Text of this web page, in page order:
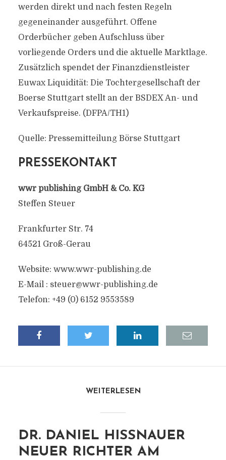
werden direkt und nach festen Regeln
gegeneinander ausgeführt. Offene
Orderbücher geben Aufschluss über
vorliegende Orders und die aktuelle Marktlage.
Zusätzlich spendet der Finanzdienstleister
Euwax Liquidität: Die Tochtergesellschaft der
Boerse Stuttgart stellt an der BSDEX An- und
Verkaufspreise. (DFPA/TH1)
Quelle: Pressemitteilung Börse Stuttgart
PRESSEKONTAKT
wwr publishing GmbH & Co. KG
Steffen Steuer
Frankfurter Str. 74
64521 Groß-Gerau
Website: www.wwr-publishing.de
E-Mail : steuer@wwr-publishing.de
Telefon: +49 (0) 6152 9553589
WEITERLESEN
DR. DANIEL HISSNAUER
NEUER RICHTER AM